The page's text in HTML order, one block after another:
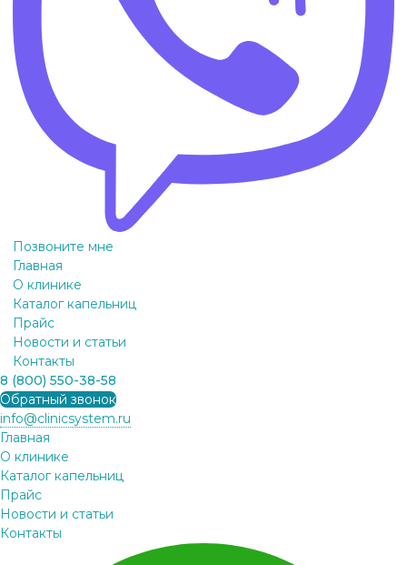
Позвоните мне
Главная
О клинике
Каталог капельниц
Прайс
Новости и статьи
Контакты
8 (800) 550-38-58
Обратный звонок
info@clinicsystem.ru
Главная
О клинике
Каталог капельниц
Прайс
Новости и статьи
Контакты